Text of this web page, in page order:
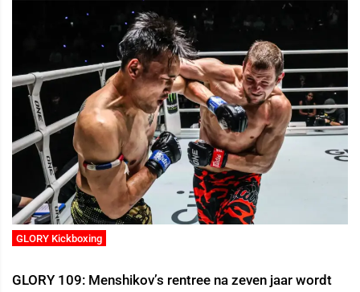
GLORY Kickboxing
GLORY 109: Menshikov’s rentree na zeven jaar wordt